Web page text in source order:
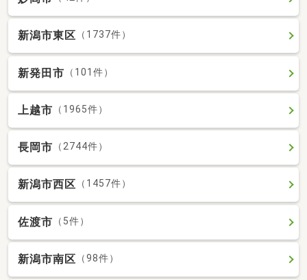
新潟市東区 （1737件）
新発田市 （101件）
上越市 （1965件）
長岡市 （2744件）
新潟市西区 （1457件）
佐渡市 （5件）
新潟市南区 （98件）